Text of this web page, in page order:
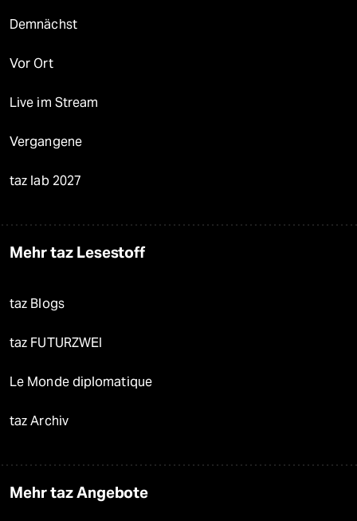
Demnächst
Vor Ort
Live im Stream
Vergangene
taz lab 2027
Mehr taz Lesestoff
taz Blogs
taz FUTURZWEI
Le Monde diplomatique
taz Archiv
Mehr taz Angebote